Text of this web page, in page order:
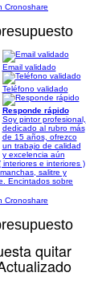
Cronoshare
Email validado
Teléfono validado
Responde rápido
Soy pintor profesional,
dedicado al rubro más
de 15 años, ofrezco
un trabajo de calidad
y excelencia aún
e interiores )
salitre y
Encintados sobre
Cronoshare
quitar